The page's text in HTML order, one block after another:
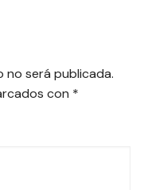
será publicada.
con *